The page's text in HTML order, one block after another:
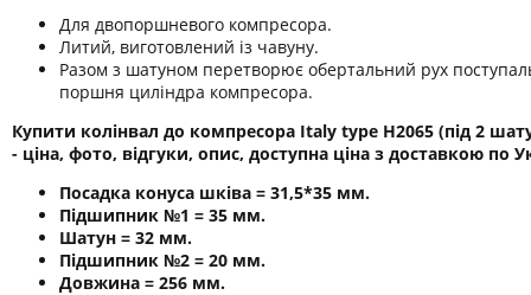
Для двопоршневого компресора.
Литий, виготовлений із чавуну.
Разом з шатуном перетворює обертальний рух
поршня циліндра компресора.
Купити колінвал до компресора Italy type H2065 (під 2
- ціна, фото, відгуки, опис, доступна ціна з доставкою по
Посадка конуса шківа = 31,5*35 мм.
Підшипник №1 = 35 мм.
Шатун = 32 мм.
Підшипник №2 = 20 мм.
Довжина = 256 мм.